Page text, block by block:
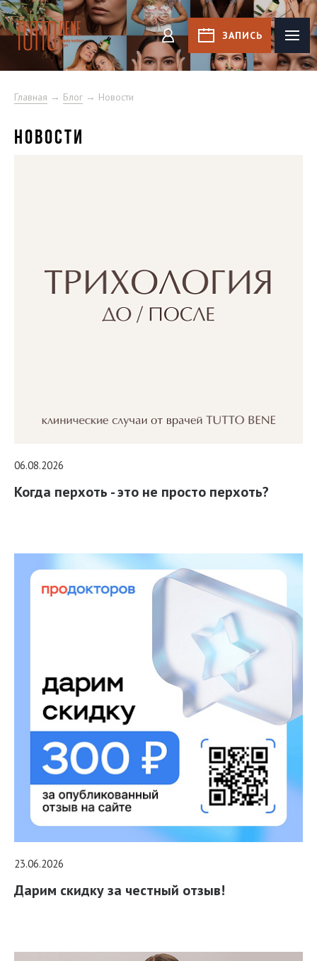
Tutto Bene
КАБИНЕТЗАПИСЬ
Главная → Блог → Новости
НОВОСТИ
06.08.2026
Когда перхоть - это не просто перхоть?
23.06.2026
Дарим скидку за честный отзыв!